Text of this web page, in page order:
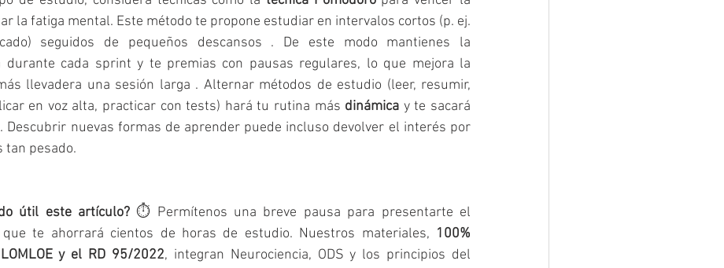
la fatiga mental. Este método te propone estudiar en intervalos cortos (p. ej.
seguidos de pequeños descansos​ . De este modo mantienes la
durante cada sprint y te premias con pausas regulares, lo que mejora la
llevadera una sesión larga​ . Alternar métodos de estudio (leer, resumir,
en voz alta, practicar con tests) hará tu rutina más dinámica y te sacará
Descubrir nuevas formas de aprender puede incluso devolver el interés por
tan pesado.
útil este artículo? ⏱️ Permítenos una breve pausa para presentarte el
te ahorrará cientos de horas de estudio. Nuestros materiales, 100%
y el RD 95/2022